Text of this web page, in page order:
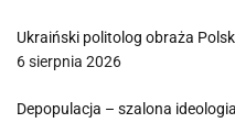
Ukraiński politolog obraża
6 sierpnia 2026
Depopulacja – szalona